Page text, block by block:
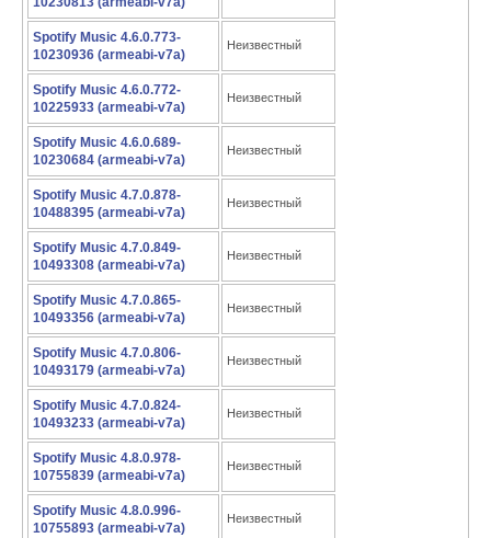
Spotify Music 4.6.0.773-
10230936 (armeabi-v7a)
Неизвестный
Spotify Music 4.6.0.772-
10225933 (armeabi-v7a)
Неизвестный
Spotify Music 4.6.0.689-
10230684 (armeabi-v7a)
Неизвестный
Spotify Music 4.7.0.878-
10488395 (armeabi-v7a)
Неизвестный
Spotify Music 4.7.0.849-
10493308 (armeabi-v7a)
Неизвестный
Spotify Music 4.7.0.865-
10493356 (armeabi-v7a)
Неизвестный
Spotify Music 4.7.0.806-
10493179 (armeabi-v7a)
Неизвестный
Spotify Music 4.7.0.824-
10493233 (armeabi-v7a)
Неизвестный
Spotify Music 4.8.0.978-
10755839 (armeabi-v7a)
Неизвестный
Spotify Music 4.8.0.996-
10755893 (armeabi-v7a)
Неизвестный